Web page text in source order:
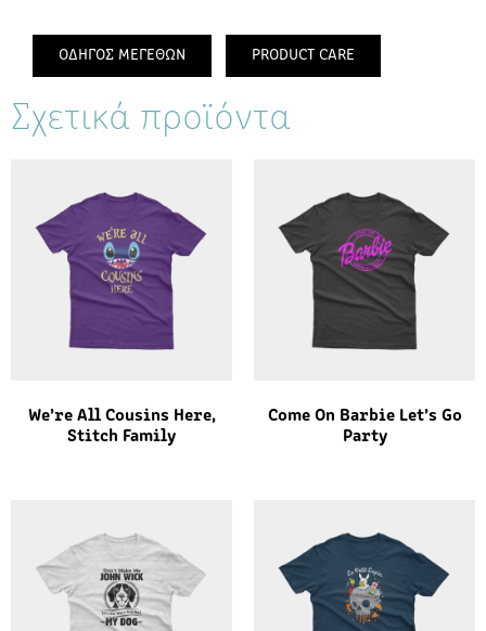
ΟΔΗΓΟΣ ΜΕΓΕΘΩΝ PRODUCT CARE
Σχετικά προϊόντα
We’re All Cousins Here,
Stitch Family
Come On Barbie Let’s Go
Party